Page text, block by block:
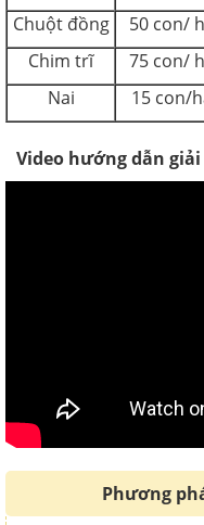
Chuột đồng 50 con/
Chim trĩ
75 con/
Nai
15 con/
Video hướng dẫn giải
Phương